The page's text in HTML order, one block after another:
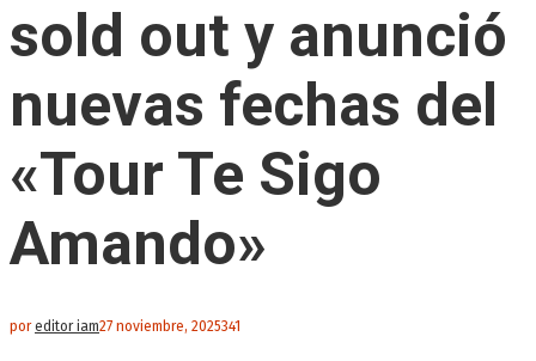
sold out y anunció
nuevas fechas del
«Tour Te Sigo
Amando»
poreditor iam27 noviembre, 2025341